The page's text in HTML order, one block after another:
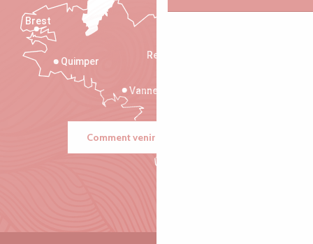
Rennes
Vannes
Quimper
Brest
Comment venir ?